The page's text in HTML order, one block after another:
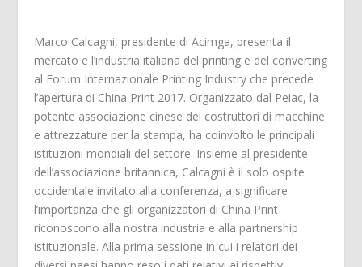
Marco Calcagni, presidente di Acimga, presenta il
mercato e l’industria italiana del printing e del converting
al Forum Internazionale Printing Industry che precede
l’apertura di China Print 2017. Organizzato dal Peiac, la
potente associazione cinese dei costruttori di macchine
e attrezzature per la stampa, ha coinvolto le principali
istituzioni mondiali del settore. Insieme al presidente
dell’associazione britannica, Calcagni è il solo ospite
occidentale invitato alla conferenza, a significare
l’importanza che gli organizzatori di China Print
riconoscono alla nostra industria e alla partnership
istituzionale. Alla prima sessione in cui i relatori dei